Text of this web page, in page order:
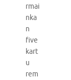
rmai
nka
n
five
kart
u
rem